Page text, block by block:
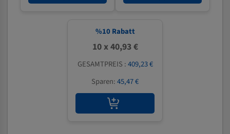
%10 Rabatt
10 x 40,93 €
GESAMTPREIS :409,23 €
Sparen:45,47 €